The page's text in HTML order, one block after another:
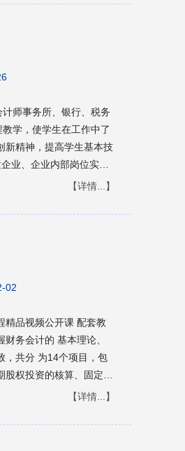
师事务所、银行、税务
学，使学生在工作中了
新精神，提高学生基本技
业、企业内部岗位实
等各专业学生学习使
【详情...】
02
精品视频公开课 配套教
务会计的 基本理论、
，共分 为14个项目，包
权投资的核算、固定资
算、所有者权益的核
【详情...】